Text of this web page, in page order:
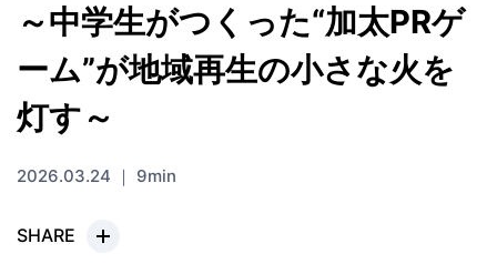
～中学生がつくった“加太PRゲ
ーム”が地域再生の小さな火を
灯す～
2026.03.24 ｜ 9min
SHARE